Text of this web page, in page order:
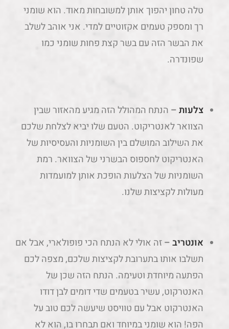
טלה טחון יהפוך אותן למשובחות מאוד. הוא שומני
רך ומספק טעמים אקזוטיים למדי. אני אוהב לשלב
את הבשר הזה עם בשר קצת פחות שומני כמו
שפונדרה.
צלעות– הנתח המהולל הזה מגיע מהאזור שבין
הצוואר לאנטריקוט. הטעם שלו יביא לצלחת שלכם
את השילוב המושלם בין השומניות והעסיסיות של
האנטריקוט לחספוס הבשרני של הצוואר. רמת
השומניות של הצלעות הופכת אותן למועמדות
מעולות לקציצות שלנו.
אונטריב–זה אולי לא הנתח הכי פופולארי, אבל אם
תשלבו אותו בתערובת לקציצות שלכם, מצפה לכם
הפתעה מיוחדת וטעימה. הנתח הזה שכן של
האנטרקוט, עשיר בטעמים שדי דומים לבן דודו
האנטרקוט אבל עם טוויסט שיעשה לכם טוב על
הפה! הוא שומני במיוחד ואם תבחרו בו, הוא לא